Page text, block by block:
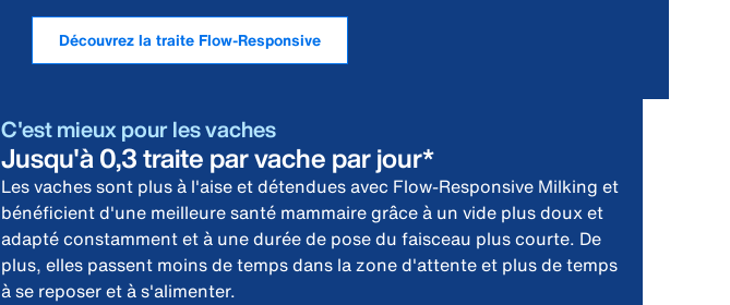
Découvrez la traite Flow-Responsive
C'est mieux pour les vaches
Jusqu'à 0,3 traite par vache par jour*
Les vaches sont plus à l'aise et détendues avec Flow-Responsive Milking et
bénéficient d'une meilleure santé mammaire grâce à un vide plus doux et
adapté constamment et à une durée de pose du faisceau plus courte. De
plus, elles passent moins de temps dans la zone d'attente et plus de temps
à se reposer et à s'alimenter.